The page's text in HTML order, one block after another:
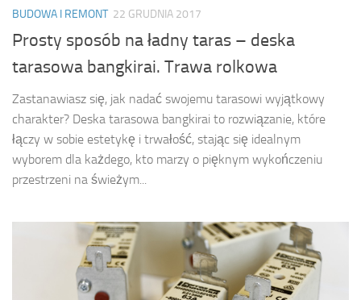
BUDOWA I REMONT 22 GRUDNIA 2017
Prosty sposób na ładny taras – deska
tarasowa bangkirai. Trawa rolkowa
Zastanawiasz się, jak nadać swojemu tarasowi wyjątkowy
charakter? Deska tarasowa bangkirai to rozwiązanie, które
łączy w sobie estetykę i trwałość, stając się idealnym
wyborem dla każdego, kto marzy o pięknym wykończeniu
przestrzeni na świeżym...